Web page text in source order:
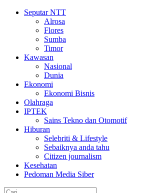
Seputar NTT
Alrosa
Flores
Sumba
Timor
Kawasan
Nasional
Dunia
Ekonomi
Ekonomi Bisnis
Olahraga
IPTEK
Sains Tekno dan Otomotif
Hiburan
Selebriti & Lifestyle
Sebaiknya anda tahu
Citizen journalism
Kesehatan
Pedoman Media Siber